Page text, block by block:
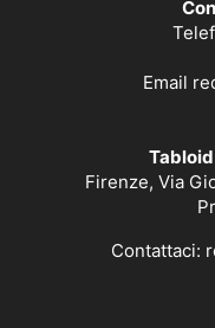
Email
Tabloid
Firenze, Via
Contattaci: